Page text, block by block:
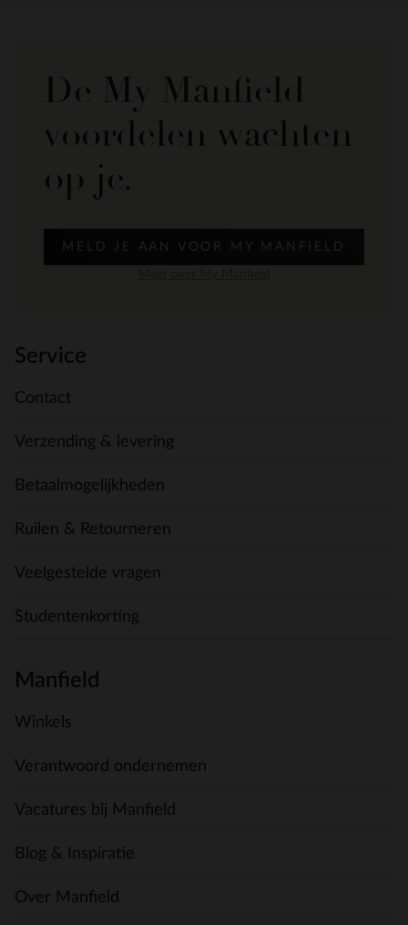
De My Manfield
voordelen wachten
op je.
MELD JE AAN VOOR MY MANFIELD
Service
Contact
Verzending & levering
Betaalmogelijkheden
Ruilen & Retourneren
Veelgestelde vragen
Studentenkorting
Manfield
Winkels
Verantwoord ondernemen
Vacatures bij Manfield
Blog & Inspiratie
Over Manfield